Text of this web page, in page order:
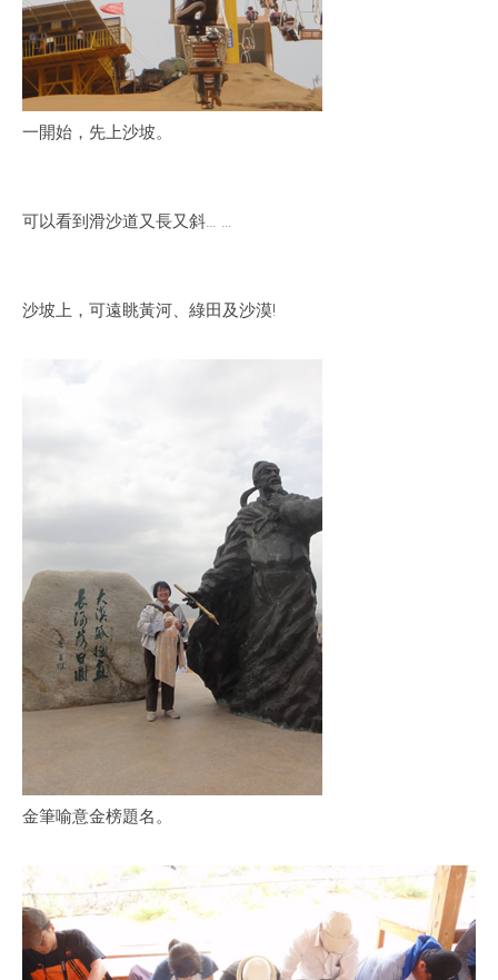
一開始，先上沙坡。
可以看到滑沙道又長又斜… …
沙坡上，可遠眺黃河、綠田及沙漠!
金筆喻意金榜題名。